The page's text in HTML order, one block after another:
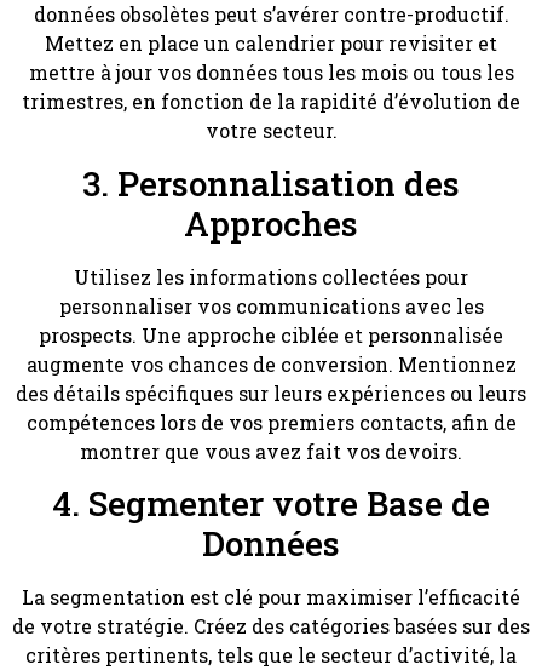
données obsolètes peut s’avérer contre-productif.
Mettez en place un calendrier pour revisiter et
mettre à jour vos données tous les mois ou tous les
trimestres, en fonction de la rapidité d’évolution de
votre secteur.
3. Personnalisation des
Approches
Utilisez les informations collectées pour
personnaliser vos communications avec les
prospects. Une approche ciblée et personnalisée
augmente vos chances de conversion. Mentionnez
des détails spécifiques sur leurs expériences ou leurs
compétences lors de vos premiers contacts, afin de
montrer que vous avez fait vos devoirs.
4. Segmenter votre Base de
Données
La segmentation est clé pour maximiser l’efficacité
de votre stratégie. Créez des catégories basées sur des
critères pertinents, tels que le secteur d’activité, la